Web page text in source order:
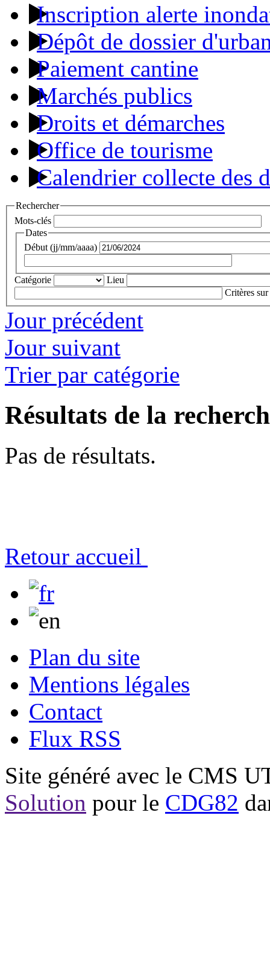
Inscription alerte
Dépôt de dossier
Paiement cantine
Marchés publics
Droits et démarches
Office de tourisme
Calendrier collecte des
Rechercher
Mots-clés
Dates
Début (jj/mm/aaaa)
Catégorie
Lieu
Critères sur
Jour précédent
Jour suivant
Trier par catégorie
Résultats de la
Pas de résultats.
Retour accueil
Plan du site
Mentions légales
Contact
Flux RSS
Site généré avec le CMS
Solution pour le CDG82